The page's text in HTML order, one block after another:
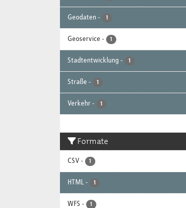
Geodaten - 1
Geoservice - 1
Stadtentwicklung - 1
Straße - 1
Verkehr - 1
Formate
CSV - 1
HTML - 1
WFS - 1